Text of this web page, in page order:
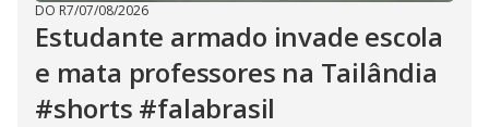
DO R7/07/08/2026
Estudante armado invade escola
e mata professores na Tailândia
#shorts #falabrasil